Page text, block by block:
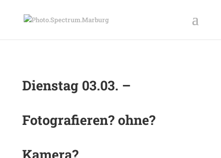
Dienstag 03.03. –
Fotografieren? ohne?
Kamera?